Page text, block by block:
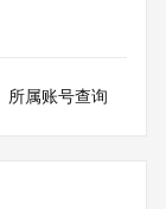
所属账号查询